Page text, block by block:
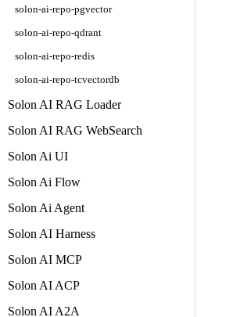
solon-ai-repo-pgvector
solon-ai-repo-qdrant
solon-ai-repo-redis
solon-ai-repo-tcvectordb
Solon AI RAG Loader
Solon AI RAG WebSearch
Solon Ai UI
Solon Ai Flow
Solon Ai Agent
Solon AI Harness
Solon AI MCP
Solon AI ACP
Solon AI A2A